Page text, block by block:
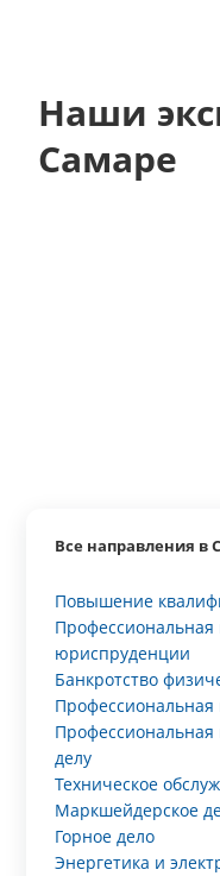
Наши
Самаре
Все направления в
Повышение
Профессиональная
юриспруденции
Банкротство
Профессиональная
Профессиональная
делу
Техническое
Маркшейдерское
Горное дело
Энергетика и